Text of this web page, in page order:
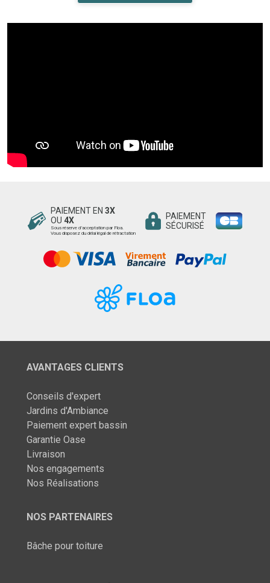
PAIEMENT EN 3X
OU 4X
Sous réserve d’acceptation par Floa.
Vous disposez du délai légal de rétractation
PAIEMENT
SÉCURISÉ
AVANTAGES CLIENTS
Conseils d'expert
Jardins d'Ambiance
Paiement expert bassin
Garantie Oase
Livraison
Nos engagements
Nos Réalisations
NOS PARTENAIRES
Bâche pour toiture